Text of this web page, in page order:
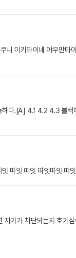
이키타이네 야우만
하다.[A] 4.1 4.2 4.3
따잇 따잇 따잇따잇 따
가 차단되는지 호기